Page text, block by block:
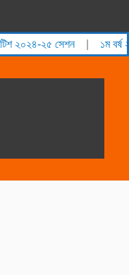
২৫ সেশন | ১ম বর্ষ ২য়